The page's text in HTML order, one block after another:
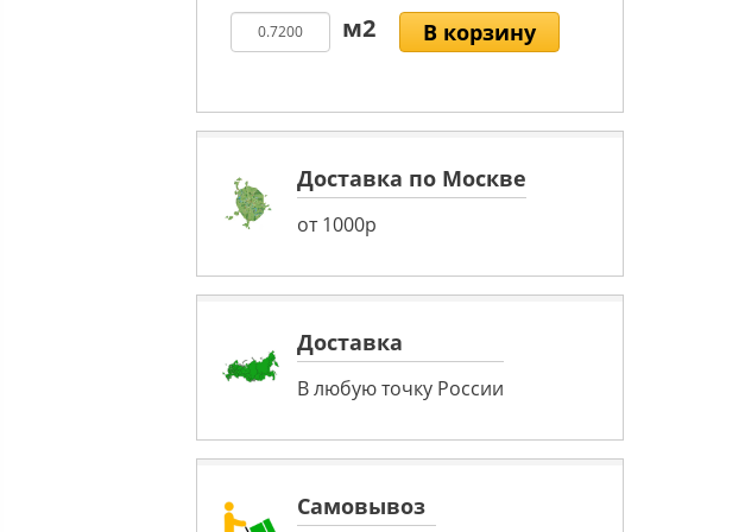
В корзину
Доставка по Москве
от 1000р
Доставка
В любую точку России
Самовывоз